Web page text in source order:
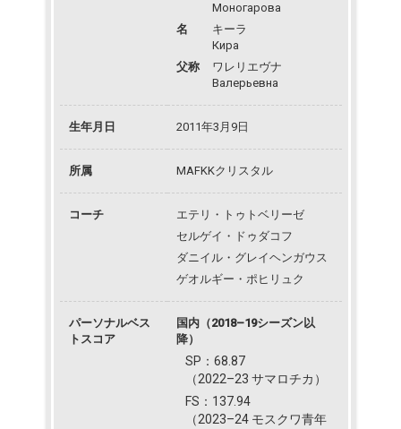
Моногарова
名
キーラ
Кира
父称
ワレリエヴナ
Валерьевна
生年月日 2011年3月9日
所属 MAFKKクリスタル
コーチ
エテリ・トゥトベリーゼ
セルゲイ・ドゥダコフ
ダニイル・グレイヘンガウス
ゲオルギー・ポヒリュク
パーソナルベス
トスコア
国内（2018–19シーズン以
降）
SP：68.87
（2022–23 サマロチカ）
FS：137.94
（2023–24 モスクワ青年